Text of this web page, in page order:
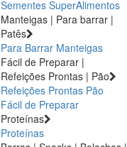
Sementes SuperAlimentos
Manteigas | Para barrar |
Patês
Para Barrar Manteigas
Fácil de Preparar |
Refeições Prontas | Pão
Refeições Prontas Pão
Fácil de Preparar
Proteínas
Proteínas